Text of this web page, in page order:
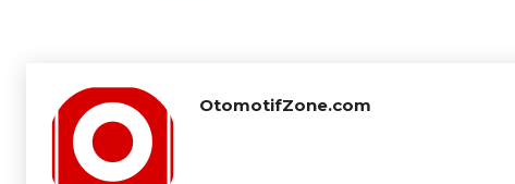
OtomotifZone.com